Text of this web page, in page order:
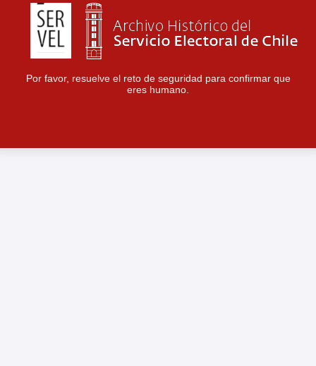
Por favor, resuelve el reto de seguridad para confirmar que
eres humano.